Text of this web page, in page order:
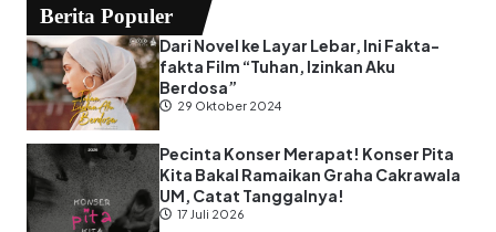
Berita Populer
Dari Novel ke Layar Lebar, Ini Fakta-
fakta Film “Tuhan, Izinkan Aku
Berdosa”
29 Oktober 2024
Pecinta Konser Merapat! Konser Pita
Kita Bakal Ramaikan Graha Cakrawala
UM, Catat Tanggalnya!
17 Juli 2026